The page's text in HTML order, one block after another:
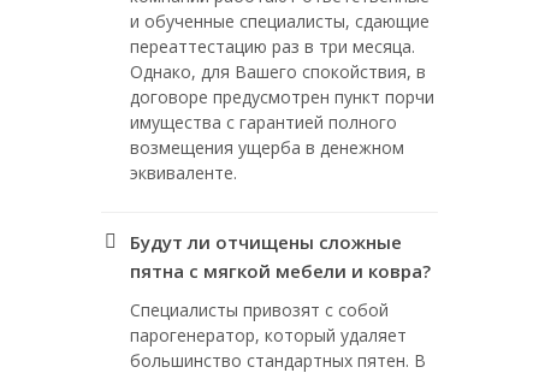
и обученные специалисты, сдающие
переаттестацию раз в три месяца.
Однако, для Вашего спокойствия, в
договоре предусмотрен пункт порчи
имущества с гарантией полного
возмещения ущерба в денежном
эквиваленте.
Будут ли отчищены сложные
пятна с мягкой мебели и ковра?
Специалисты привозят с собой
парогенератор, который удаляет
большинство стандартных пятен. В